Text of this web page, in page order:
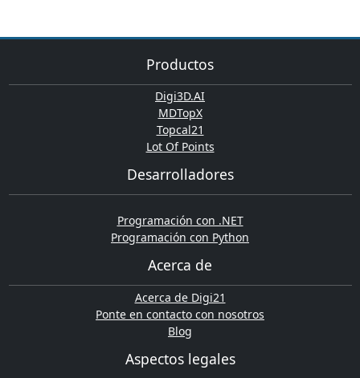
Productos
Digi3D.AI
MDTopX
Topcal21
Lot Of Points
Desarrolladores
Programación con .NET
Programación con Python
Acerca de
Acerca de Digi21
Ponte en contacto con nosotros
Blog
Aspectos legales